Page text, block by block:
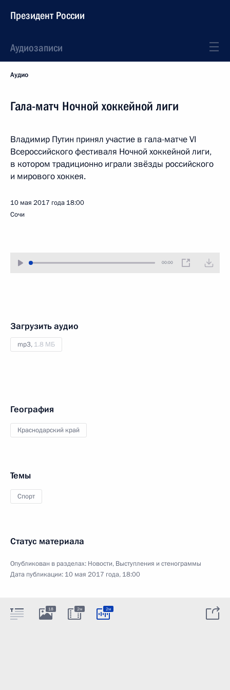
Президент России
Аудиозаписи
Аудио
Гала-матч Ночной хоккейной лиги
Владимир Путин принял участие в гала-матче VI
Всероссийского фестиваля Ночной хоккейной лиги,
в котором традиционно играли звёзды российского
и мирового хоккея.
10 мая 2017 года 18:00
Сочи
00:00
Загрузить аудио
mp3, 1.8 МБ
География
Краснодарский край
Темы
Спорт
Статус материала
Опубликован в разделах: Новости, Выступления и стенограммы
Дата публикации: 10 мая 2017 года, 18:00
18 2м 2м